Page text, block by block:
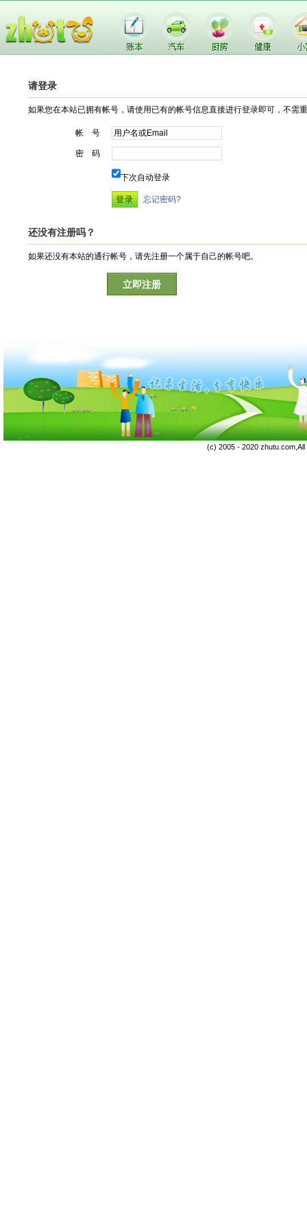
请登录
如果您在本站已拥有帐号，请使用已有的帐号信息直接进行登录即可，不需
帐 号
密 码
下次自动登录
忘记密码?
还没有注册吗？
如果还没有本站的通行帐号，请先注册一个属于自己的帐号吧。
立即注册
(c) 2005 - 2020